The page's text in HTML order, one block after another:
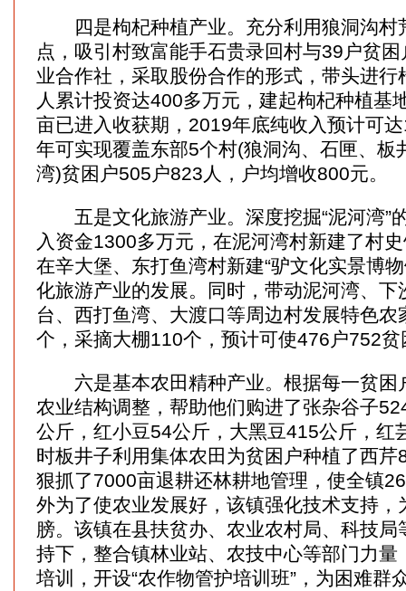
四是枸杞种植产业。充分利用狼洞沟村
点，吸引村致富能手石贵录回村与39户贫
业合作社，采取股份合作的形式，带头进行
人累计投资达400多万元，建起枸杞种植基
亩已进入收获期，2019年底纯收入预计可
年可实现覆盖东部5个村(狼洞沟、石匣、板
湾)贫困户505户823人，户均增收800元。
五是文化旅游产业。深度挖掘“泥河湾”
入资金1300多万元，在泥河湾村新建了村史
在辛大堡、东打鱼湾村新建“驴文化实景博
化旅游产业的发展。同时，带动泥河湾、下
台、西打鱼湾、大渡口等周边村发展特色
个，采摘大棚110个，预计可使476户752
六是基本农田精种产业。根据每一贫困
农业结构调整，帮助他们购进了张杂谷子
公斤，红小豆54公斤，大黑豆415公斤，红
时板井子利用集体农田为贫困户种植了西芹
狠抓了7000亩退耕还林耕地管理，使全镇
外为了使农业发展好，该镇强化技术支持，
膀。该镇在县扶贫办、农业农村局、科技局
持下，整合镇林业站、农技中心等部门力量
培训，开设“农作物管护培训班”，为困难群